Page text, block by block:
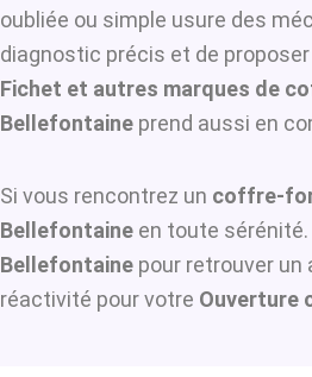
oubliée ou simple usure des
diagnostic précis et de
Fichet et autres marques de
Bellefontaine prend aussi en
Si vous rencontrez un coffre-
Bellefontaine en toute sérénité.
Bellefontaine pour retrouver
réactivité pour votre Ouverture